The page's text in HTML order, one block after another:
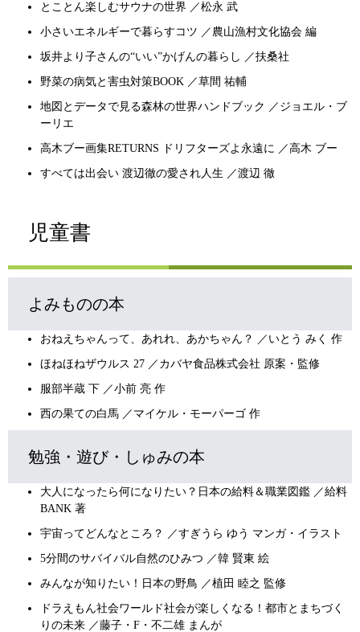
とことん楽しむサウナの世界 ／松永 武
小さいエネルギーで暮らすコツ ／農山漁村文化協会 編
坂井より子さんの“いい”かげんの暮らし ／扶桑社
野菜の病気と害虫対策BOOK ／草間 祐輔
地図とデータで見る森林の世界ハンドブック ／ジョエル・ブ
ーリエ
高木ブー画集RETURNS ドリフターズよ永遠に ／高木 ブー
すべては出会い 渡辺徹の愛され人生 ／渡辺 徹
児童書
よみものの本
おねえちゃんって、あれれ、あかちゃん？ ／いとう みく 作
ほねほねザウルス 27 ／カバヤ食品株式会社 原案・監修
服部半蔵 下 ／小前 亮 作
西の果ての白馬 ／マイケル・モーパーゴ 作
勉強・遊び・しゅみの本
大人になったら何になりたい？日本の給料＆職業図鑑 ／給料
BANK 著
宇宙ってどんなところ？ ／すぎうら ゆう マンガ・イラスト
5分間のサバイバル自然のひみつ ／韓 賢東 絵
みんなが知りたい！日本の野鳥 ／植田 睦之 監修
ドラえもん社会ワールド社会が楽しくなる！都市とまちづく
りの未来 ／藤子・F・不二雄 まんが